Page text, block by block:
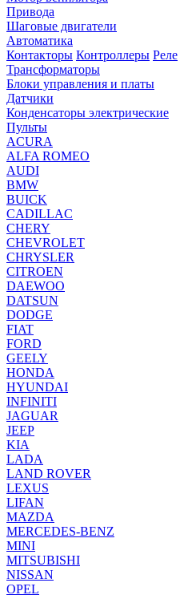
Привода
Шаговые двигатели
Автоматика
Контакторы Контроллеры Реле
Трансформаторы
Блоки управления и платы
Датчики
Конденсаторы электрические
Пульты
ACURA
ALFA ROMEO
AUDI
BMW
BUICK
CADILLAC
CHERY
CHEVROLET
CHRYSLER
CITROEN
DAEWOO
DATSUN
DODGE
FIAT
FORD
GEELY
HONDA
HYUNDAI
INFINITI
JAGUAR
JEEP
KIA
LADA
LAND ROVER
LEXUS
LIFAN
MAZDA
MERCEDES-BENZ
MINI
MITSUBISHI
NISSAN
OPEL